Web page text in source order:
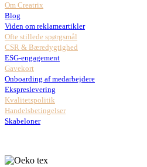
Om Creatrix
Blog
Viden om reklameartikler
Ofte stillede spørgsmål
CSR & Bæredygtighed
ESG-engagement
Gavekort
Onboarding af medarbejdere
Ekspreslevering
Kvalitetspolitik
Handelsbetingelser
Skabeloner